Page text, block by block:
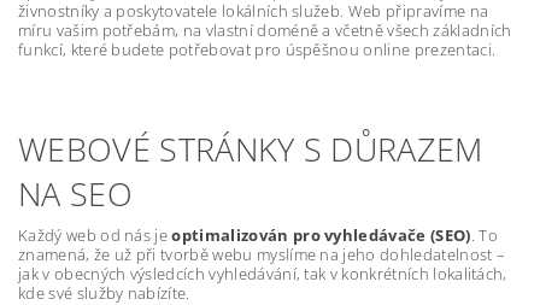
živnostníky a poskytovatele lokálních služeb. Web připravíme na
míru vašim potřebám, na vlastní doméně a včetně všech základních
funkcí, které budete potřebovat pro úspěšnou online prezentaci.
WEBOVÉ STRÁNKY S DŮRAZEM
NA SEO
Každý web od nás jeoptimalizován pro vyhledávače (SEO). To
znamená, že už při tvorbě webu myslíme na jeho dohledatelnost –
jak v obecných výsledcích vyhledávání, tak v konkrétních lokalitách,
kde své služby nabízíte.